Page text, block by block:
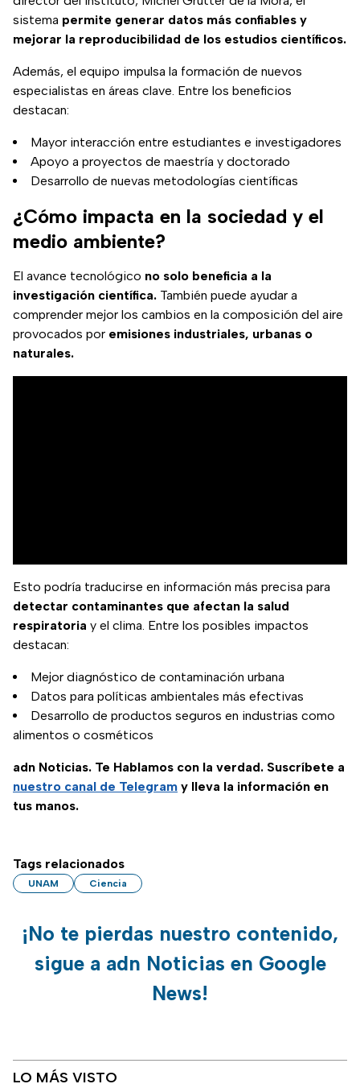
sistema permite generar datos más confiables y
mejorar la reproducibilidad de los estudios científicos.
Además, el equipo impulsa la formación de nuevos
especialistas en áreas clave. Entre los beneficios
destacan:
Mayor interacción entre estudiantes e investigadores
Apoyo a proyectos de maestría y doctorado
Desarrollo de nuevas metodologías científicas
¿Cómo impacta en la sociedad y el
medio ambiente?
El avance tecnológico no solo beneficia a la
investigación científica. También puede ayudar a
comprender mejor los cambios en la composición del aire
provocados por emisiones industriales, urbanas o
naturales.
Esto podría traducirse en información más precisa para
detectar contaminantes que afectan la salud
respiratoria y el clima. Entre los posibles impactos
destacan:
Mejor diagnóstico de contaminación urbana
Datos para políticas ambientales más efectivas
Desarrollo de productos seguros en industrias como
alimentos o cosméticos
adn Noticias. Te Hablamos con la verdad. Suscríbete a
nuestro canal de Telegram y lleva la información en
tus manos.
Tags relacionados
UNAM Ciencia
¡No te pierdas nuestro contenido,
sigue a adn Noticias en Google
News!
LO MÁS VISTO